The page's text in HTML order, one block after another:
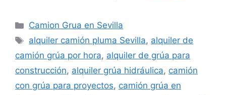
Categorías
Camion Grua en Sevilla
Etiquetas
alquiler camión pluma Sevilla, alquiler de
camión grúa por hora, alquiler de grúa para
construcción, alquiler grúa hidráulica, camión
con grúa para proyectos, camión grúa en